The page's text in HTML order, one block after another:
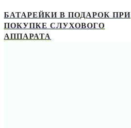
БАТАРЕЙКИ В ПОДАРОК ПРИ
ПОКУПКЕ СЛУХОВОГО
АППАРАТА